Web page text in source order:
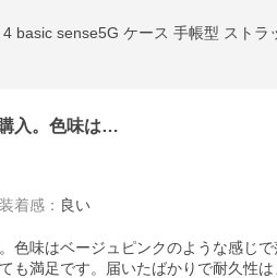
入。色味は…
装着感 ： 良い
色味はベージュピンクのような感じ
も満足です。届いたばかりで耐久性